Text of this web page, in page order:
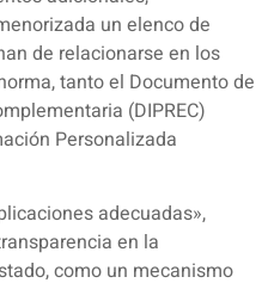
un elenco de
de relacionarse en los
tanto el Documento de
(DIPREC)
Personalizada
adecuadas»,
en la
como un mecanismo